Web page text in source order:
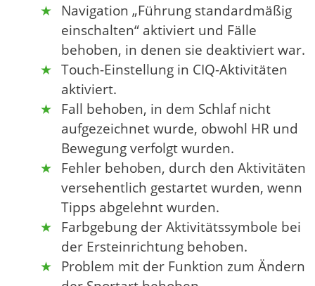
Navigation „Führung standardmäßig
einschalten“ aktiviert und Fälle
behoben, in denen sie deaktiviert war.
Touch-Einstellung in CIQ-Aktivitäten
aktiviert.
Fall behoben, in dem Schlaf nicht
aufgezeichnet wurde, obwohl HR und
Bewegung verfolgt wurden.
Fehler behoben, durch den Aktivitäten
versehentlich gestartet wurden, wenn
Tipps abgelehnt wurden.
Farbgebung der Aktivitätssymbole bei
der Ersteinrichtung behoben.
Problem mit der Funktion zum Ändern